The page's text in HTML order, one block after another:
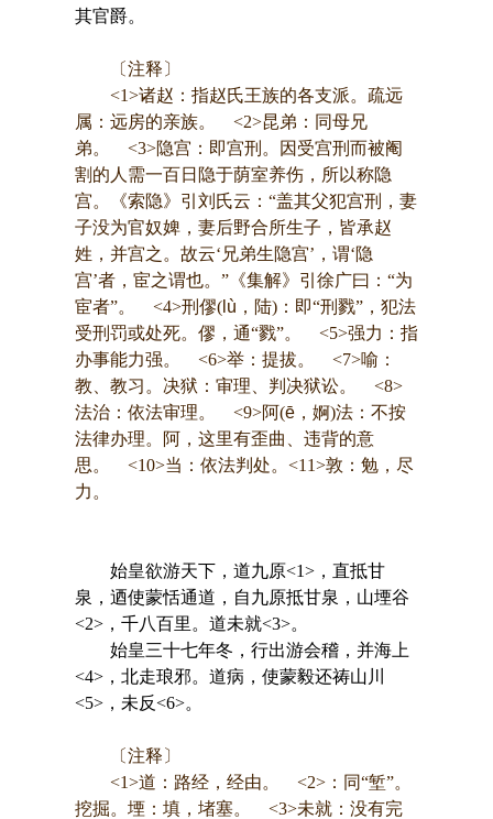
其官爵。
〔注释〕
<1>诸赵：指赵氏王族的各支派。疏远
属：远房的亲族。 <2>昆弟：同母兄
弟。 <3>隐宫：即宫刑。因受宫刑而被阉
割的人需一百日隐于荫室养伤，所以称隐
宫。《索隐》引刘氏云：“盖其父犯宫刑，妻
子没为官奴婢，妻后野合所生子，皆承赵
姓，并宫之。故云‘兄弟生隐宫’，谓‘隐
宫’者，宦之谓也。”《集解》引徐广曰：“为
宦者”。 <4>刑僇(lù ，陆)：即“刑戮”，犯法
受刑罚或处死。僇，通“戮”。 <5>强力：指
办事能力强。 <6>举：提拔。 <7>喻：
教、教习。决狱：审理、判决狱讼。 <8>
法治：依法审理。 <9>阿(ē，婀)法：不按
法律办理。阿，这里有歪曲、违背的意
思。 <10>当：依法判处。<11>敦：勉，尽
力。
始皇欲游天下，道九原<1>，直抵甘
泉，迺使蒙恬通道，自九原抵甘泉，山堙谷
<2>，千八百里。道未就<3>。
始皇三十七年冬，行出游会稽，并海上
<4>，北走琅邪。道病，使蒙毅还祷山川
<5>，未反<6>。
〔注释〕
<1>道：路经，经由。 <2>：同“堑”。
挖掘。堙：填，堵塞。 <3>未就：没有完